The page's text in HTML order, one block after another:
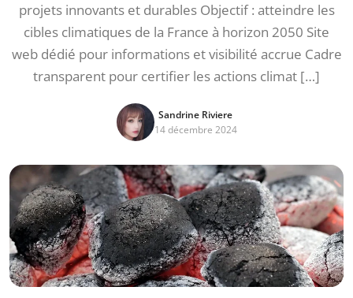
projets innovants et durables Objectif : atteindre les
cibles climatiques de la France à horizon 2050 Site
web dédié pour informations et visibilité accrue Cadre
transparent pour certifier les actions climat […]
Sandrine Riviere
14 décembre 2024